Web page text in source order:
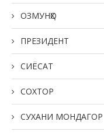
ОЗМУНҲО
ПРЕЗИДЕНТ
СИЁСАТ
СОХТОР
СУХАНИ МОНДАГОР